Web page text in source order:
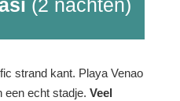
(2 nachten)
strand kant. Playa Venao
een echt stadje. Veel